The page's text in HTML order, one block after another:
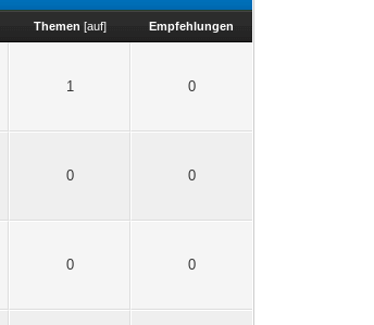
Themen [auf] Empfehlungen
1 0
0 0
0 0